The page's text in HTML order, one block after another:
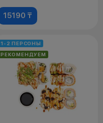
15190 ₸
1-2 ПЕРСОНЫ
РЕКОМЕНДУЕМ